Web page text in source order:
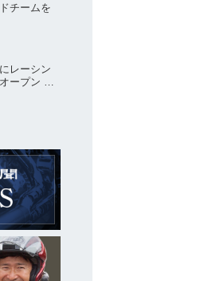
チームを
レーシン
プン 今